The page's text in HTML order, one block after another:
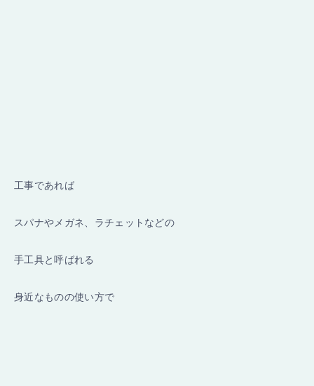
工事であれば
スパナやメガネ、ラチェットなどの
手工具と呼ばれる
身近なものの使い方で